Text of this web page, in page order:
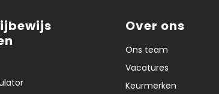
Over ons
Ons team
Vacatures
Keurmerken